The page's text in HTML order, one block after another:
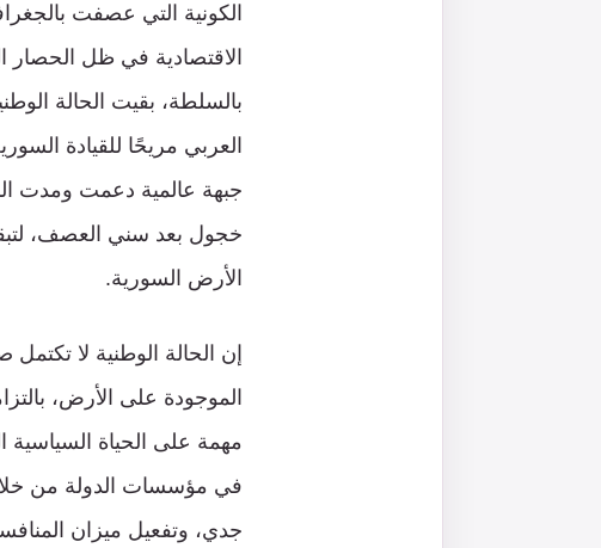
الكونية التي عصفت
الاقتصادية في ظل الحصار
بالسلطة، بقيت الحالة
العربي مريحًا للقيادة
جبهة عالمية دعمت ومدت
خجول بعد سني العصف،
الأرض السورية.
إن الحالة الوطنية لا
الموجودة على الأرض،
مهمة على الحياة السياسية
في مؤسسات الدولة من
جدي، وتفعيل ميزان